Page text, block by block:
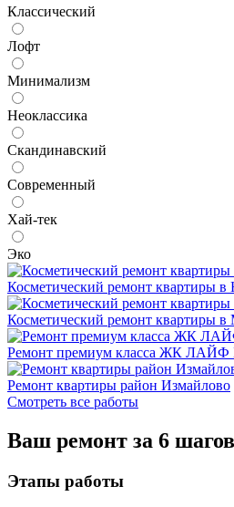
Классический
Лофт
Минимализм
Неоклассика
Скандинавский
Современный
Хай-тек
Эко
Косметический ремонт квартиры
Косметический ремонт квартиры в
Ремонт премиум класса ЖК ЛАЙФ
Ремонт квартиры район Измайлово
Смотреть все работы
Ваш ремонт за 6 шагов
Этапы работы